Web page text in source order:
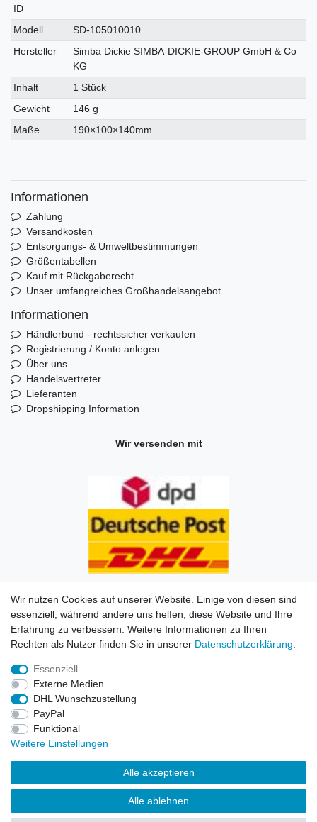
ID
Modell
SD-105010010
Hersteller
Simba Dickie SIMBA-DICKIE-GROUP GmbH & Co
KG
Inhalt
1 Stück
Gewicht
146 g
Maße
190×100×140mm
Informationen
Zahlung
Versandkosten
Entsorgungs- & Umweltbestimmungen
Größentabellen
Kauf mit Rückgaberecht
Unser umfangreiches Großhandelsangebot
Informationen
Händlerbund - rechtssicher verkaufen
Registrierung / Konto anlegen
Über uns
Handelsvertreter
Lieferanten
Dropshipping Information
Wir versenden mit
Impressum Daten­schutz­erklärung AGB Kontakt
© Copyright 2026 | Alle Rechte vorbehalten. HL-
Handelsgesellschaft mbH.
Alle Markennamen, Warenzeichen sowie sämtliche
Produktbilder und Beschreibungen sind Eigentum Ihrer
rechtmäßigen Eigentümer und dienen hier nur der
Preise nur für registrierte Händler, ansonsten zeigt der
Wir nutzen Cookies auf unserer Website. Einige von diesen sind
essenziell, während andere uns helfen, diese Website und Ihre
Erfahrung zu verbessern. Weitere Informationen zu Ihren
Rechten als Nutzer finden Sie in unserer Daten­schutz­erklärung
Essenziell
Externe Medien
DHL Wunschzustellung
PayPal
Funktional
Weitere Einstellungen
Alle akzeptieren
Alle ablehnen